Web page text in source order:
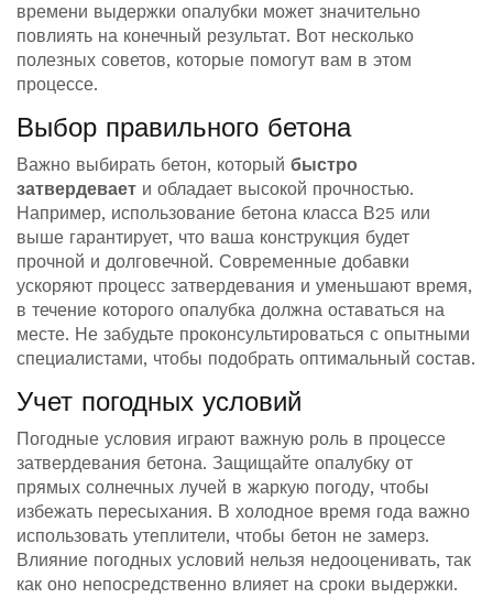
времени выдержки опалубки может значительно
повлиять на конечный результат. Вот несколько
полезных советов, которые помогут вам в этом
процессе.
Выбор правильного бетона
Важно выбирать бетон, который быстро
затвердевает и обладает высокой прочностью.
Например, использование бетона класса В25 или
выше гарантирует, что ваша конструкция будет
прочной и долговечной. Современные добавки
ускоряют процесс затвердевания и уменьшают время,
в течение которого опалубка должна оставаться на
месте. Не забудьте проконсультироваться с опытными
специалистами, чтобы подобрать оптимальный состав.
Учет погодных условий
Погодные условия играют важную роль в процессе
затвердевания бетона. Защищайте опалубку от
прямых солнечных лучей в жаркую погоду, чтобы
избежать пересыхания. В холодное время года важно
использовать утеплители, чтобы бетон не замерз.
Влияние погодных условий нельзя недооценивать, так
как оно непосредственно влияет на сроки выдержки.